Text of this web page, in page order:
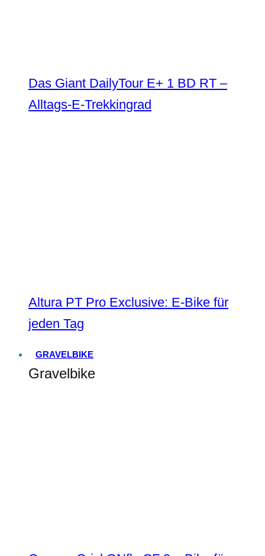
Das Giant DailyTour E+ 1 BD RT –
Alltags-E-Trekkingrad
Altura PT Pro Exclusive: E-Bike für
jeden Tag
GRAVELBIKE
Gravelbike